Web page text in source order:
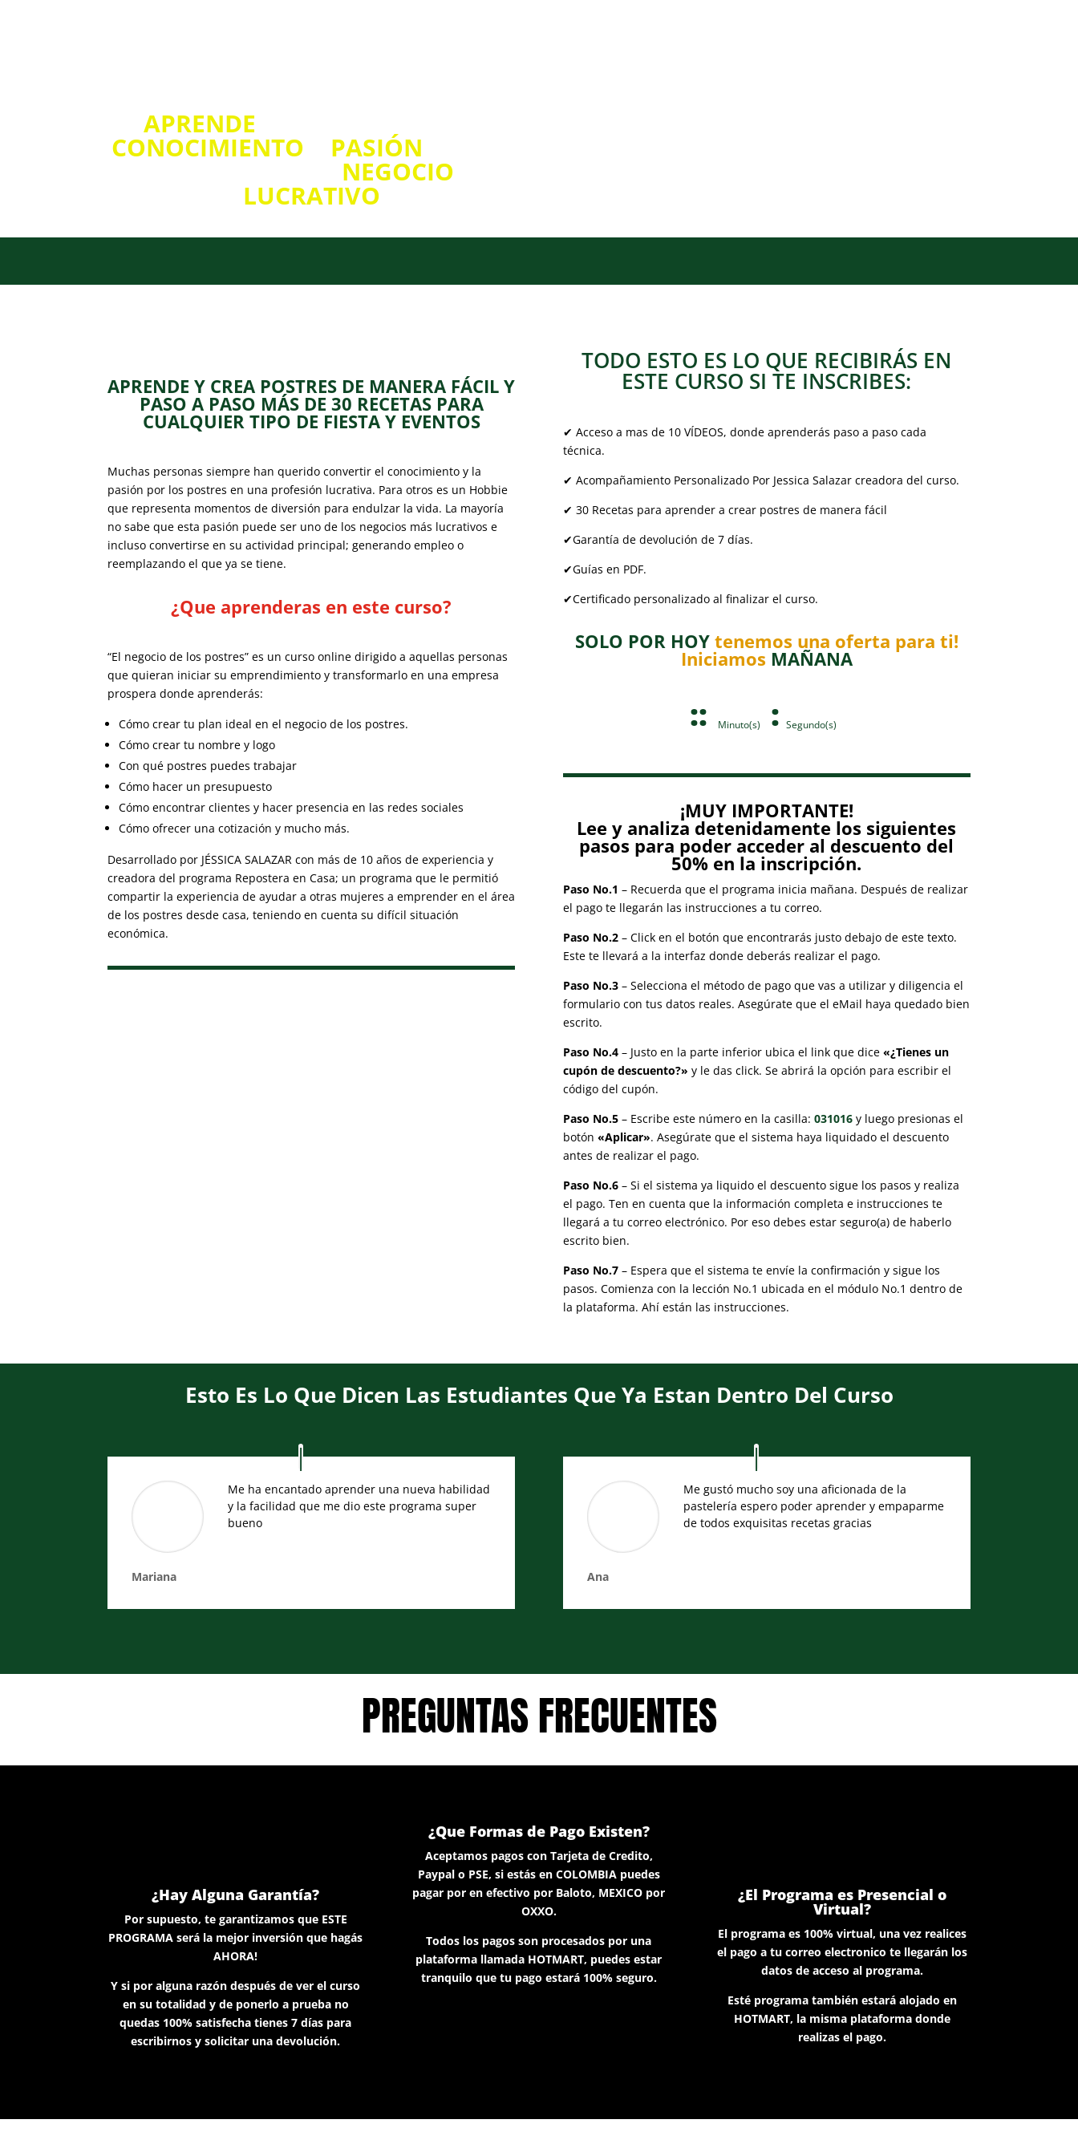
APRENDE
CONOCIMIENTO PASIÓN
NEGOCIO
LUCRATIVO
APRENDE Y CREA POSTRES DE MANERA FÁCIL Y
PASO A PASO MÁS DE 30 RECETAS PARA
CUALQUIER TIPO DE FIESTA Y EVENTOS
Muchas personas siempre han querido convertir el conocimiento y la
pasión por los postres en una profesión lucrativa. Para otros es un Hobbie
que representa momentos de diversión para endulzar la vida. La mayoría
no sabe que esta pasión puede ser uno de los negocios más lucrativos e
incluso convertirse en su actividad principal; generando empleo o
reemplazando el que ya se tiene.
¿Que aprenderas en este curso?
“El negocio de los postres” es un curso online dirigido a aquellas personas
que quieran iniciar su emprendimiento y transformarlo en una empresa
prospera donde aprenderás:
Cómo crear tu plan ideal en el negocio de los postres.
Cómo crear tu nombre y logo
Con qué postres puedes trabajar
Cómo hacer un presupuesto
Cómo encontrar clientes y hacer presencia en las redes sociales
Cómo ofrecer una cotización y mucho más.
Desarrollado por JÉSSICA SALAZAR con más de 10 años de experiencia y
creadora del programa Repostera en Casa; un programa que le permitió
compartir la experiencia de ayudar a otras mujeres a emprender en el área
de los postres desde casa, teniendo en cuenta su difícil situación
económica.
TODO ESTO ES LO QUE RECIBIRÁS EN
ESTE CURSO SI TE INSCRIBES:
✔ Acceso a mas de 10 VÍDEOS, donde aprenderás paso a paso cada
técnica.
✔ Acompañamiento Personalizado Por Jessica Salazar creadora del curso.
✔ 30 Recetas para aprender a crear postres de manera fácil
✔Garantía de devolución de 7 días.
✔Guías en PDF.
✔Certificado personalizado al finalizar el curso.
SOLO POR HOYtenemos una oferta para ti!
Iniciamos MAÑANA
:: Minuto(s) : Segundo(s)
¡MUY IMPORTANTE!
Lee y analiza detenidamente los siguientes
pasos para poder acceder al descuento del
50% en la inscripción.
Paso No.1 – Recuerda que el programa inicia mañana. Después de realizar
el pago te llegarán las instrucciones a tu correo.
Paso No.2– Click en el botón que encontrarás justo debajo de este texto.
Este te llevará a la interfaz donde deberás realizar el pago.
Paso No.3– Selecciona el método de pago que vas a utilizar y diligencia el
formulario con tus datos reales. Asegúrate que el eMail haya quedado bien
escrito.
Paso No.4– Justo en la parte inferior ubica el link que dice «¿Tienes un
cupón de descuento?» y le das click. Se abrirá la opción para escribir el
código del cupón.
Paso No.5– Escribe este número en la casilla: 031016y luego presionas el
botón «Aplicar». Asegúrate que el sistema haya liquidado el descuento
antes de realizar el pago.
Paso No.6– Si el sistema ya liquido el descuento sigue los pasos y realiza
el pago. Ten en cuenta que la información completa e instrucciones te
llegará a tu correo electrónico. Por eso debes estar seguro(a) de haberlo
escrito bien.
Paso No.7– Espera que el sistema te envíe la confirmación y sigue los
pasos. Comienza con la lección No.1 ubicada en el módulo No.1 dentro de
la plataforma. Ahí están las instrucciones.
Esto Es Lo Que Dicen Las Estudiantes Que Ya Estan Dentro Del Curso
Me ha encantado aprender una nueva habilidad
y la facilidad que me dio este programa super
bueno
Mariana
Me gustó mucho soy una aficionada de la
pastelería espero poder aprender y empaparme
de todos exquisitas recetas gracias
Ana
PREGUNTAS FRECUENTES
¿Hay Alguna Garantía?
Por supuesto, te garantizamos que ESTE
PROGRAMA será la mejor inversión que hagás
AHORA!
Y si por alguna razón después de ver el curso
en su totalidad y de ponerlo a prueba no
quedas 100% satisfecha tienes 7 días para
escribirnos y solicitar una devolución.
¿Que Formas de Pago Existen?
Aceptamos pagos con Tarjeta de Credito,
Paypal o PSE, si estás en COLOMBIA puedes
pagar por en efectivo por Baloto, MEXICO por
OXXO.
Todos los pagos son procesados por una
plataforma llamada HOTMART, puedes estar
tranquilo que tu pago estará 100% seguro.
¿El Programa es Presencial o
Virtual?
El programa es 100% virtual, una vez realices
el pago a tu correo electronico te llegarán los
datos de acceso al programa.
Esté programa también estará alojado en
HOTMART, la misma plataforma donde
realizas el pago.